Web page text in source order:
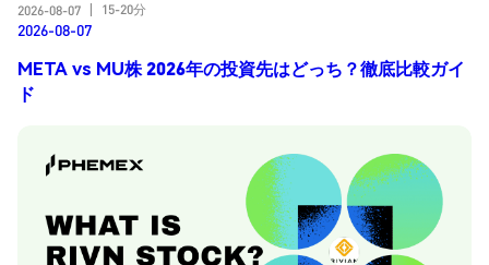
2026-08-07
15-20分
2026-08-07
META vs MU株 2026年の投資先はどっち？徹底比較ガイ
ド